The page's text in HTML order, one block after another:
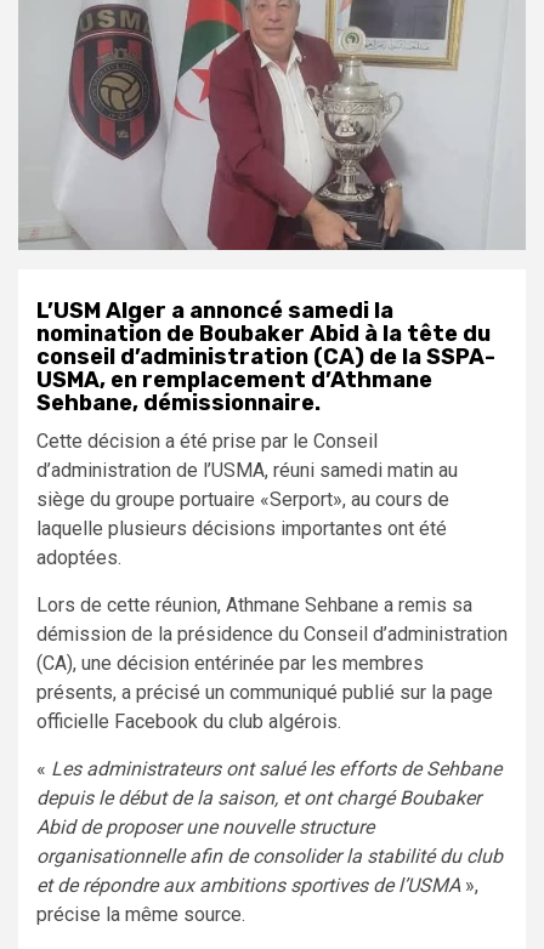
L’USM Alger a annoncé samedi la
nomination de Boubaker Abid à la tête du
conseil d’administration (CA) de la SSPA-
USMA, en remplacement d’Athmane
Sehbane, démissionnaire.
Cette décision a été prise par le Conseil
d’administration de l’USMA, réuni samedi matin au
siège du groupe portuaire «Serport», au cours de
laquelle plusieurs décisions importantes ont été
adoptées.
Lors de cette réunion, Athmane Sehbane a remis sa
démission de la présidence du Conseil d’administration
(CA), une décision entérinée par les membres
présents, a précisé un communiqué publié sur la page
officielle Facebook du club algérois.
« Les administrateurs ont salué les efforts de Sehbane
depuis le début de la saison, et ont chargé Boubaker
Abid de proposer une nouvelle structure
organisationnelle afin de consolider la stabilité du club
et de répondre aux ambitions sportives de l’USMA»,
précise la même source.